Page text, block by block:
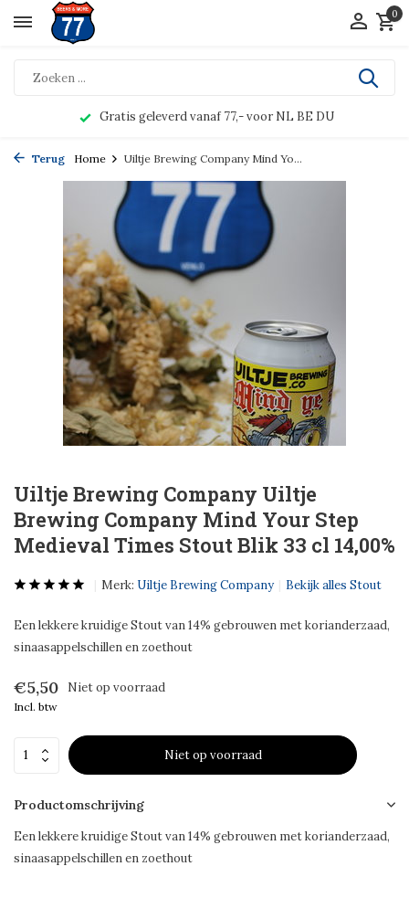
0
Gratis geleverd vanaf 77,- voor NL BE DU
Terug Home Uiltje Brewing Company Mind Yo...
Uiltje Brewing Company Uiltje
Brewing Company Mind Your Step
Medieval Times Stout Blik 33 cl 14,00%
Merk: Uiltje Brewing Company Bekijk alles Stout
Een lekkere kruidige Stout van 14% gebrouwen met korianderzaad,
sinaasappelschillen en zoethout
€5,50 Niet op voorraad
Incl. btw
Niet op voorraad
Productomschrijving
Een lekkere kruidige Stout van 14% gebrouwen met korianderzaad,
sinaasappelschillen en zoethout